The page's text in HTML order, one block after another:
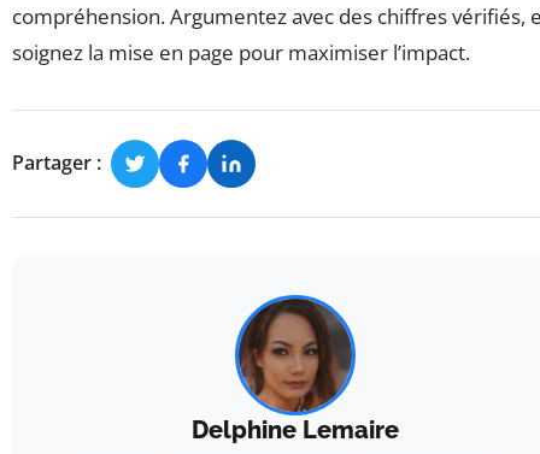
compréhension. Argumentez avec des chiffres vérifiés,
soignez la mise en page pour maximiser l’impact.
Partager :
Delphine Lemaire